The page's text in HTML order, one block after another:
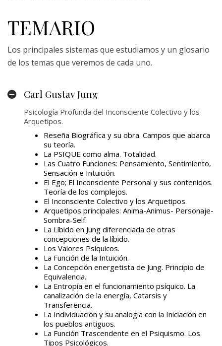
TEMARIO
Los principales sistemas que estudiamos y un glosario
de los temas que veremos de cada uno.
Carl Gustav Jung
Psicología Profunda del Inconsciente Colectivo y los
Arquetipos.
Reseña Biográfica y su obra. Campos que abarca
su teoría.
La PSIQUE como alma. Totalidad.
Las Cuatro Funciones: Pensamiento, Sentimiento,
Sensación e Intuición.
El Ego; El Inconsciente Personal y sus contenidos.
Teoría de los complejos.
El Inconsciente Colectivo y los Arquetipos.
Arquetipos principales: Anima-Animus- Personaje-
Sombra-Self.
La Líbido en Jung diferenciada de otras
concepciones de la líbido.
Los Valores Psíquicos.
La Función de la Intuición.
La Concepción energetista de Jung. Principio de
Equivalencia.
La Entropía en el funcionamiento psíquico. La
canalización de la energía, Catarsis y
Transferencia.
La Individuación y su analogía con la Iniciación en
los pueblos antiguos.
La Función Trascendente en el Psiquismo. Los
Tipos Psicológicos.